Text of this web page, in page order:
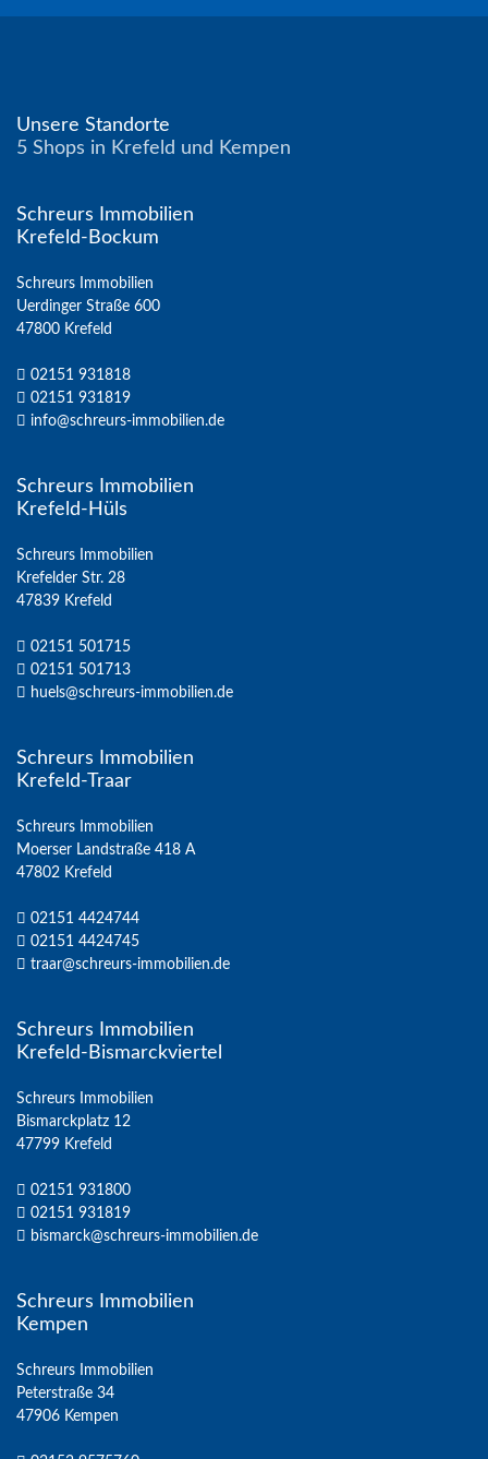
Unsere Standorte
5 Shops in Krefeld und Kempen
Schreurs Immobilien
Krefeld-Bockum
Schreurs Immobilien
Uerdinger Straße 600
47800 Krefeld
02151 931818
02151 931819
info@schreurs-immobilien.de
Schreurs Immobilien
Krefeld-Hüls
Schreurs Immobilien
Krefelder Str. 28
47839 Krefeld
02151 501715
02151 501713
huels@schreurs-immobilien.de
Schreurs Immobilien
Krefeld-Traar
Schreurs Immobilien
Moerser Landstraße 418 A
47802 Krefeld
02151 4424744
02151 4424745
traar@schreurs-immobilien.de
Schreurs Immobilien
Krefeld-Bismarckviertel
Schreurs Immobilien
Bismarckplatz 12
47799 Krefeld
02151 931800
02151 931819
bismarck@schreurs-immobilien.de
Schreurs Immobilien
Kempen
Schreurs Immobilien
Peterstraße 34
47906 Kempen